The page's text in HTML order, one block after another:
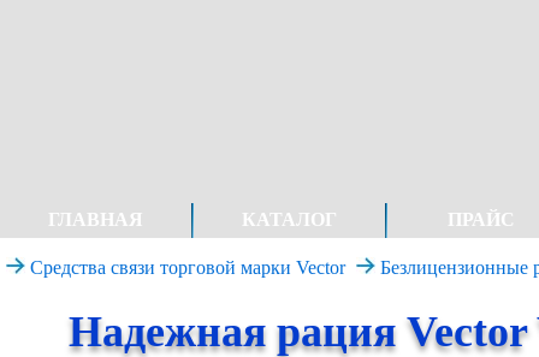
ГЛАВНАЯ КАТАЛОГ ПРАЙС
Средства связи торговой марки Vector Безлицензионные
Надежная рация Vector